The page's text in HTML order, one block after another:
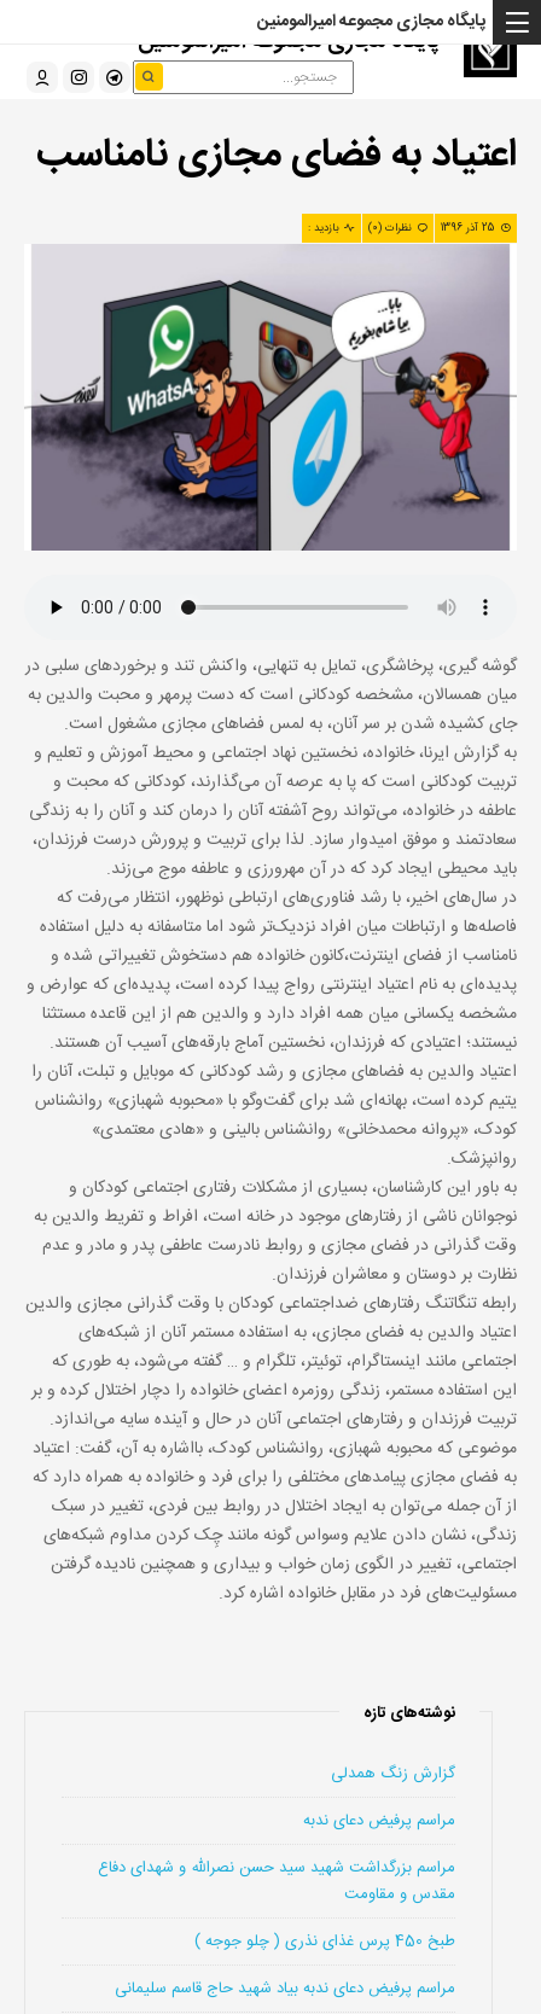
پایگاه مجازی مجموعه امیرالمومنین
پایگاه مجازی مجموعه امیرالمومنین
اعتیاد به فضای مجازی نامناسب
25 آذر 1396 نظرات (0) بازدید :
گوشه گیری، پرخاشگری، تمایل به تنهایی، واکنش تند و برخوردهای سلبی در
میان همسالان، مشخصه کودکانی است که دست پرمهر و محبت والدین به
جای کشیده شدن بر سر آنان، به لمس فضاهای مجازی مشغول است.
به گزارش ایرنا، خانواده، نخستین نهاد اجتماعی و محیط آموزش و تعلیم و
تربیت کودکانی است که پا به عرصه آن می‌گذارند، کودکانی که محبت و
عاطفه در خانواده، می‌تواند روح آشفته آنان را درمان کند و آنان را به زندگی
سعادتمند و موفق امیدوار سازد. لذا برای تربیت و پرورش درست فرزندان،
باید محیطی ایجاد کرد که در آن مهرورزی و عاطفه موج می‌زند.
در سال‌های اخیر، با رشد فناوری‌های ارتباطی نوظهور، انتظار می‌رفت که
فاصله‌ها و ارتباطات میان افراد نزدیک‌تر شود اما متاسفانه به دلیل استفاده
نامناسب از فضای اینترنت،کانون خانواده هم دستخوش تغییراتی شده و
پدیده‌ای به نام اعتیاد اینترنتی رواج پیدا کرده است، پدیده‌ای که عوارض و
مشخصه یکسانی میان همه افراد دارد و والدین هم از این قاعده مستثنا
نیستند؛ اعتیادی که فرزندان، نخستین آماج بارقه‌های آسیب آن هستند.
اعتیاد والدین به فضاهای مجازی و رشد کودکانی که موبایل و تبلت، آنان را
یتیم کرده است، بهانه‌ای شد برای گفت‌و‌گو با «محبوبه شهبازی» روانشناس
کودک، «پروانه محمدخانی» روانشناس بالینی و «هادی معتمدی»
روانپزشک.
به باور این کارشناسان، بسیاری از مشکلات رفتاری اجتماعی کودکان و
نوجوانان ناشی از رفتارهای موجود در خانه است، افراط و تفریط والدین به
وقت گذرانی در فضای مجازی و روابط نادرست عاطفی پدر و مادر و عدم
نظارت بر دوستان و معاشران فرزندان.
رابطه تنگاتنگ رفتارهای ضداجتماعی کودکان با وقت گذرانی مجازی والدین
اعتیاد والدین به فضای مجازی، به استفاده مستمر آنان از شبکه‌های
اجتماعی مانند اینستاگرام، توئیتر، تلگرام و … گفته می‌شود، به طوری که
این استفاده مستمر، زندگی روزمره اعضای خانواده را دچار اختلال کرده و بر
تربیت فرزندان و رفتارهای اجتماعی آنان در حال و آینده سایه می‌اندازد.
موضوعی که محبوبه شهبازی، روانشناس کودک، با‌اشاره به آن، گفت: اعتیاد
به فضای مجازی پیامدهای مختلفی را برای فرد و خانواده به همراه دارد که
از آن جمله می‌توان به ایجاد اختلال در روابط بین فردی، تغییر در سبک
زندگی، نشان دادن علایم وسواس گونه مانند چِک کردن مداوم شبکه‌های
اجتماعی، تغییر در الگوی زمان خواب و بیداری و همچنین نادیده گرفتن
مسئولیت‌های فرد در مقابل خانواده ‌اشاره کرد.
نوشته‌های تازه
گزارش زنگ همدلی
مراسم پرفیض دعای ندبه
مراسم بزرگداشت شهید سید حسن نصرالله و شهدای دفاع
مقدس و مقاومت
طبخ 450 پرس غذای نذری ( چلو جوجه )
مراسم پرفیض دعای ندبه بیاد شهید حاج قاسم سلیمانی